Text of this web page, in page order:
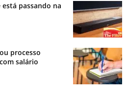
passando na
processo
salário